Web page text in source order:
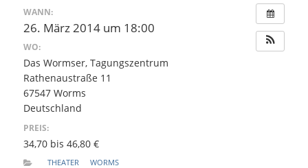
WANN:
26. März 2014 um 18:00
WO:
Das Wormser, Tagungszentrum
Rathenaustraße 11
67547 Worms
Deutschland
PREIS:
34,70 bis 46,80 €
THEATER WORMS